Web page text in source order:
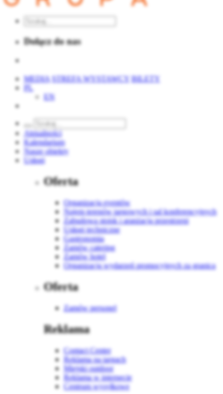
Dołącz do nas
MEDIA STREFA WYSTAWCY BILETY
PL
EN
Aktualności
Kalendarium
Nasze obiekty
Usługi
Oferta
Organizacja eventów
Najem terenów targowych i sal konferencyjnych
Zabudowa stoisk i aranżacja przestrzeni
Usługi techniczne
Gastronomia
Zamów catering
Zamów hotel
Organizacja wydarzeń promocyjnych za granicą
Oferta
Zamów personel
Reklama
Contact Center
Reklama na targach
Miejski outdoor
Reklama w internecie
Centrum wysyłkowe